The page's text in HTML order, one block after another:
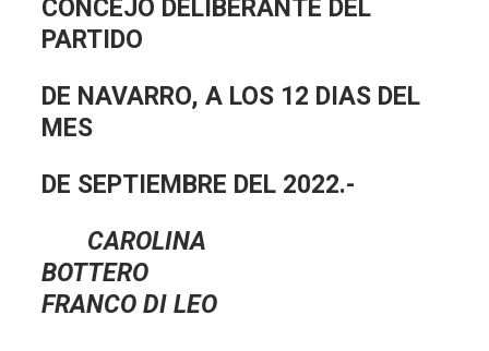
CONCEJO DELIBERANTE DEL
PARTIDO
DE NAVARRO, A LOS 12 DIAS DEL
MES
DE SEPTIEMBRE DEL 2022.-
CAROLINA
BOTTERO
FRANCO DI LEO